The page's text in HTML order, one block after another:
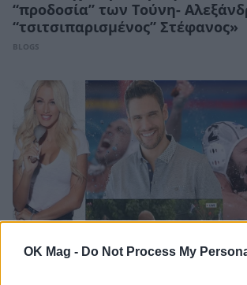
OK Mag - Do Not Process My
“προδοσία” των Τούνη-
“τσιτσιπαρισμένος” Στέφανος»
BLOGS